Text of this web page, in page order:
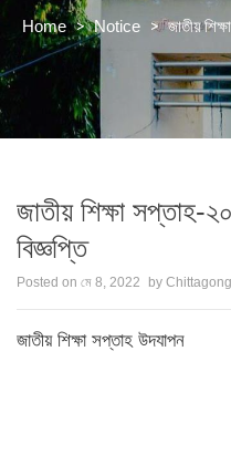
Home > Notice > জাতীয়
জাতীয় শিক্ষা সপ্তাহ-
বিজ্ঞপ্তি
Posted on মে 8, 2022 by
জাতীয় শিক্ষা সপ্তাহ উদযাপন